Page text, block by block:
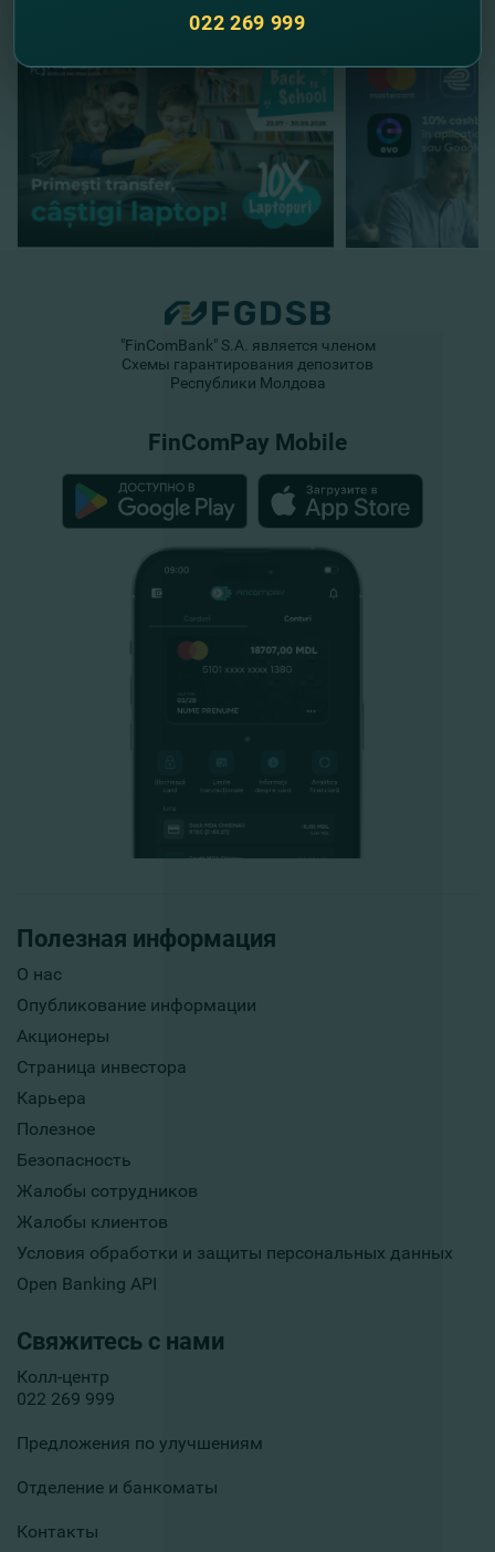
Полезная информация
О нас
Опубликование информации
Акционеры
Страница инвестора
Карьера
Полезное
Безопасность
Жалобы сотрудников
Жалобы клиентов
Условия обработки и защиты персональных данных
Open Banking API
Свяжитесь с нами
Колл-центр
022 269 999
Предложения по улучшениям
Отделение и банкоматы
Контакты
"FinComBank" S.A. является членом
Схемы гарантирования депозитов
Республики Молдова
FinComPay Mobile
022 269 999